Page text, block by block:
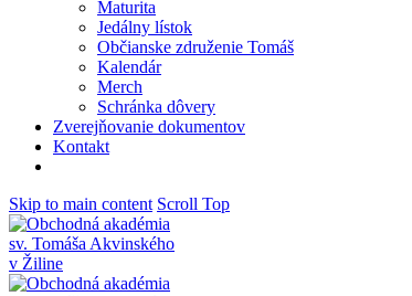
Maturita
Jedálny lístok
Občianske združenie Tomáš
Kalendár
Merch
Schránka dôvery
Zverejňovanie dokumentov
Kontakt
Skip to main content Scroll Top